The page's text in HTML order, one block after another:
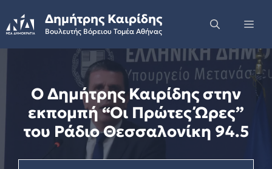
to
content
Δημήτρης Καιρίδης
Βουλευτής Βόρειου Τομέα Αθήνας
Ο Δημήτρης Καιρίδης στην
εκπομπή “Οι Πρώτες Ώρες”
του Ράδιο Θεσσαλονίκη 94.5